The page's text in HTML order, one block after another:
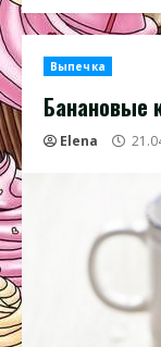
Выпечка
Банановые
Elena